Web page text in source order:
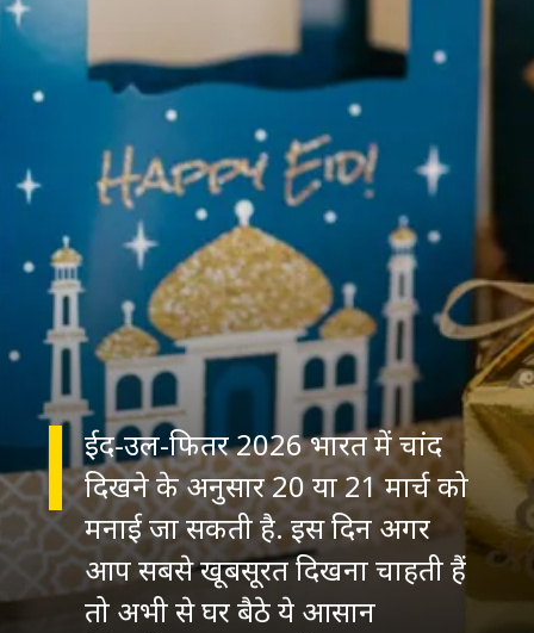
ईद-उल-फितर 2026 भारत में चांद
दिखने के अनुसार 20 या 21 मार्च को
मनाई जा सकती है. इस दिन अगर
आप सबसे खूबसूरत दिखना चाहती हैं
तो अभी से घर बैठे ये आसान